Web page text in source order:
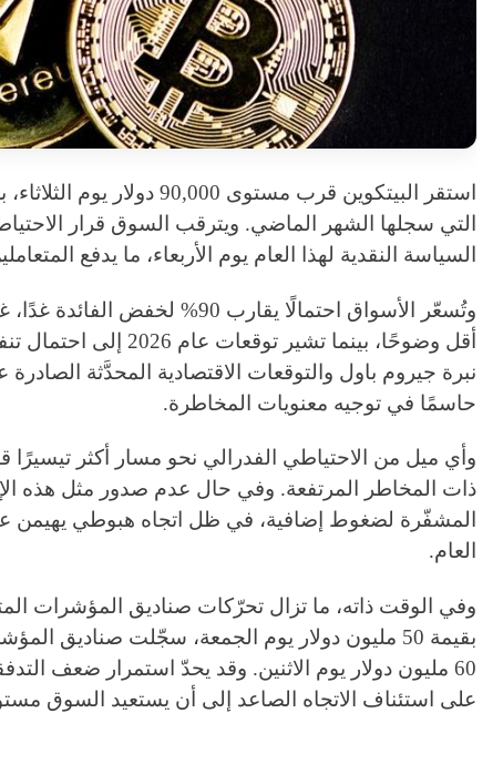
استقر البيتكوين قرب مستوى
التي سجلها الشهر الماضي. ويترقب السوق قرار
السياسة النقدية لهذا العام يوم الأربعاء، ما يدفع
وتُسعّر الأسواق احتمالًا يقارب 90%
أقل وضوحًا، بينما تشير
نبرة جيروم باول والتوقعات الاقتصادية المحدَّثة
حاسمًا في توجيه معنويات المخاطرة.
وأي ميل من الاحتياطي الفدرالي نحو مسار أكثر تيسيرًا
ذات المخاطر المرتفعة. وفي حال عدم صدور مثل هذه
المشفّرة لضغوط إضافية، في ظل اتجاه هبوطي يهيمن
العام.
وفي الوقت ذاته، ما تزال تحرّكات صناديق المؤشرات
بقيمة 50 مليون دولار يوم الجمعة، سجّلت صناديق
60 مليون دولار يوم الاثنين. وقد يحدّ استمرار ضعف
على استئناف الاتجاه الصاعد إلى أن يستعيد السوق